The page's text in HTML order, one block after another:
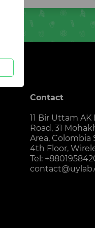
Contact
11 Bir Uttam
Road, 31
Area, Colombia
4th Floor,
Tel: